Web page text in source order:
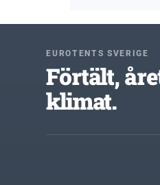
EUROTENTS SVERIGE
Förtält,
klimat.